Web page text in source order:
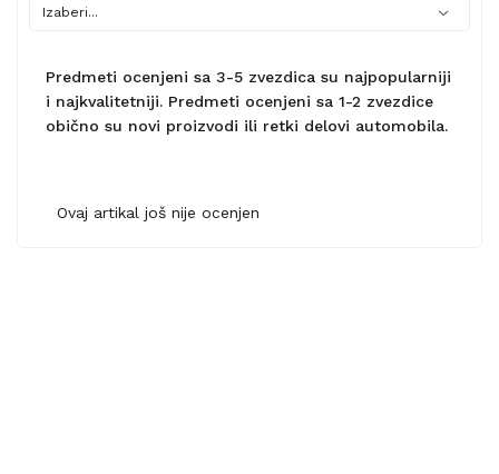
Predmeti ocenjeni sa 3-5 zvezdica su najpopularniji
i najkvalitetniji. Predmeti ocenjeni sa 1-2 zvezdice
obično su novi proizvodi ili retki delovi automobila.
Ovaj artikal još nije ocenjen